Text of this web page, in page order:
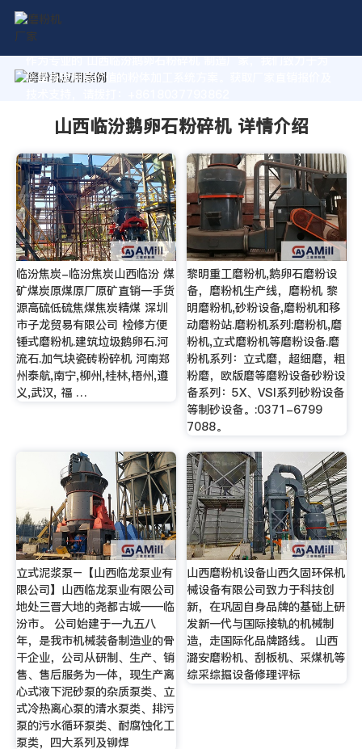
作为专业的 山西临汾鹅卵石粉碎机 制造厂家，我们致力于为
您量身定制高价值的粉体加工系统方案。获取厂家直销报价及
山西临汾鹅卵石粉碎机 详情介绍
临汾焦炭-临汾焦炭山西临汾 煤
矿煤炭原煤原厂原矿直销一手货
源高硫低硫焦煤焦炭精煤 深圳
市子龙贸易有限公司 检修方便
锤式磨粉机.建筑垃圾鹅卵石.河
流石.加气块瓷砖粉碎机 河南郑
州泰航,南宁,柳州,桂林,梧州,遵
义,武汉, 福 …
黎明重工磨粉机,鹅卵石磨粉设
备，磨粉机生产线，磨粉机 黎
明磨粉机,砂粉设备,磨粉机和移
动磨粉站.磨粉机系列:磨粉机,磨
粉机,立式磨粉机等磨粉设备.磨
粉机系列：立式磨，超细磨，粗
粉磨，欧版磨等磨粉设备砂粉设
备系列：5X、VSI系列砂粉设备
等制砂设备。:0371-6799
7088。
立式泥浆泵–【山西临龙泵业有
限公司】山西临龙泵业有限公司
地处三晋大地的尧都古城——临
汾市。 公司始建于一九五八
年，是我市机械装备制造业的骨
干企业，公司从研制、生产、销
售、售后服务为一体，现生产离
心式液下泥砂泵的杂质泵类、立
式冷热离心泵的清水泵类、排污
泵的污水循环泵类、耐腐蚀化工
泵类，四大系列及铆焊
山西磨粉机设备山西久固环保机
械设备有限公司致力于科技创
新，在巩固自身品牌的基础上研
发新一代与国际接轨的机械制
造，走国际化品牌路线。 山西
潞安磨粉机、刮板机、采煤机等
综采综掘设备修理评标